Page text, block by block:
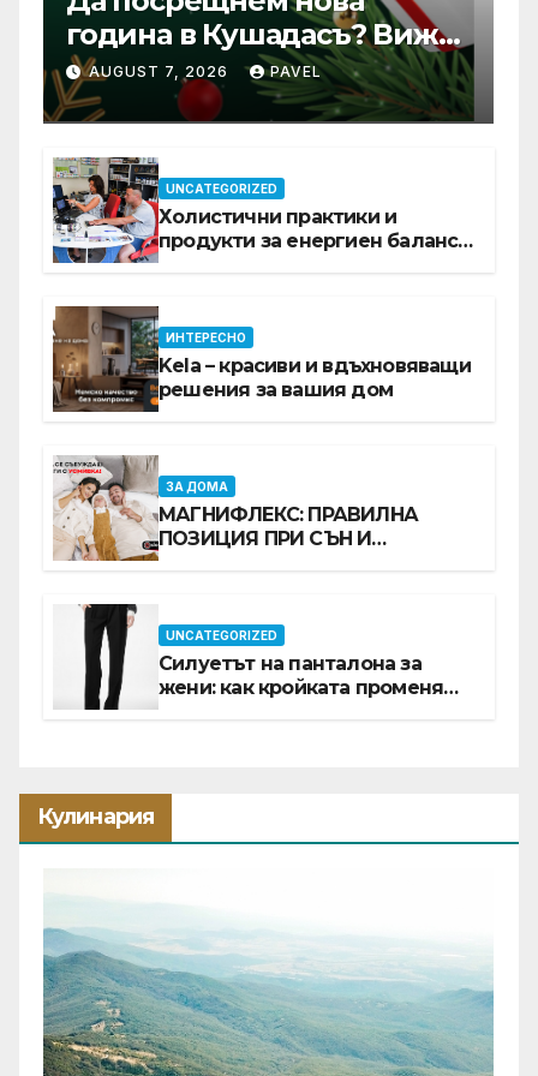
година в Кушадасъ? Вижте
защо си заслужава …
AUGUST 7, 2026 PAVEL
UNCATEGORIZED
Холистични практики и
продукти за енергиен баланс в
ИНТЕРЕСНО
Kela – красиви и вдъхновяващи
решения за вашия дом
ЗА ДОМА
МАГНИФЛЕКС: ПРАВИЛНА
ПОЗИЦИЯ ПРИ СЪН И
UNCATEGORIZED
Силуетът на панталона за
жени: как кройката променя
Кулинария